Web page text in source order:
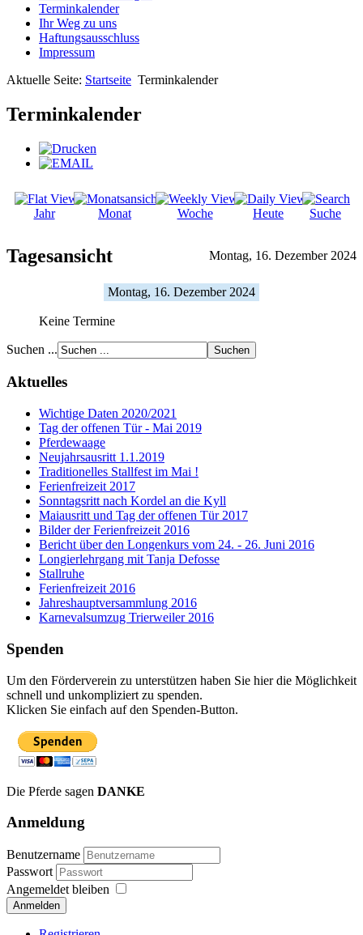
Terminkalender
Ihr Weg zu uns
Haftungsausschluss
Impressum
Aktuelle Seite: Startseite Terminkalender
Terminkalender
Jahr Monat Woche Heute Suche
Tagesansicht Montag, 16. Dezember 2024
Montag, 16. Dezember 2024
Keine Termine
Suchen ...
Aktuelles
Wichtige Daten 2020/2021
Tag der offenen Tür - Mai 2019
Pferdewaage
Neujahrsausritt 1.1.2019
Traditionelles Stallfest im Mai !
Ferienfreizeit 2017
Sonntagsritt nach Kordel an die Kyll
Maiausritt und Tag der offenen Tür 2017
Bilder der Ferienfreizeit 2016
Bericht über den Longenkurs vom 24. - 26. Juni 2016
Longierlehrgang mit Tanja Defosse
Stallruhe
Ferienfreizeit 2016
Jahreshauptversammlung 2016
Karnevalsumzug Trierweiler 2016
Spenden
Um den Förderverein zu unterstützen haben Sie hier die Möglichkeit
schnell und unkompliziert zu spenden.
Klicken Sie einfach auf den Spenden-Button.
Die Pferde sagen DANKE
Anmeldung
Benutzername
Passwort
Angemeldet bleiben
Anmelden